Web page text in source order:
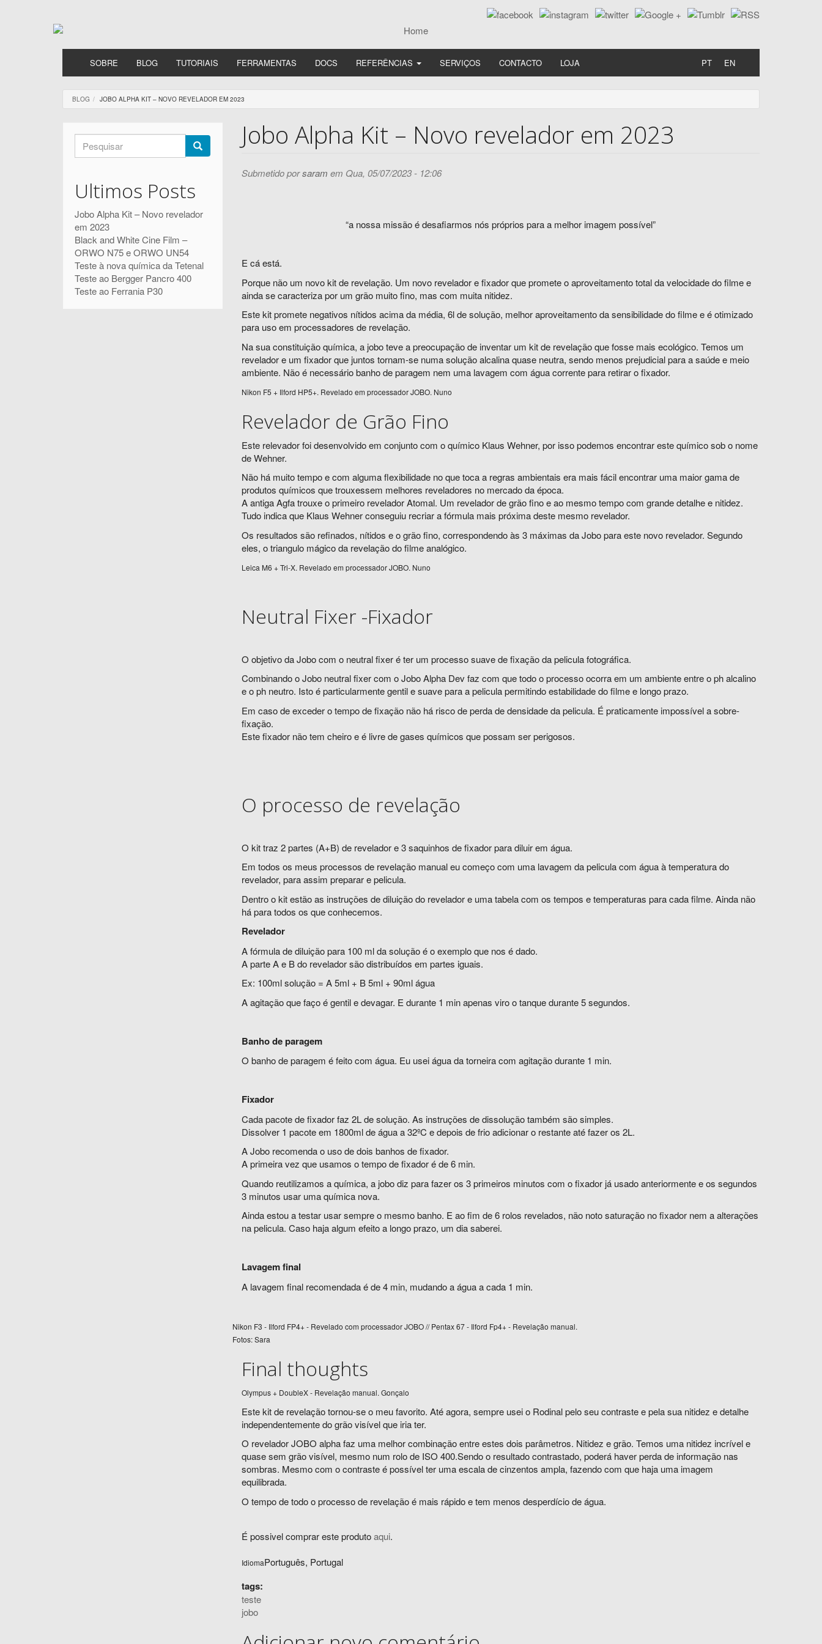
SOBRE BLOG TUTORIAIS FERRAMENTAS DOCS REFERÊNCIAS SERVIÇOS CONTACTO LOJA PT EN
BLOG JOBO ALPHA KIT – NOVO REVELADOR EM 2023
Formulário
de
pesquisa
Ultimos Posts
Jobo Alpha Kit – Novo revelador
em 2023
Black and White Cine Film –
ORWO N75 e ORWO UN54
Teste à nova química da Tetenal
Teste ao Bergger Pancro 400
Teste ao Ferrania P30
Jobo Alpha Kit – Novo revelador em 2023
Submetido porsaram em Qua, 05/07/2023 - 12:06
“a nossa missão é desafiarmos nós próprios para a melhor imagem possível”
E cá está.
Porque não um novo kit de revelação. Um novo revelador e fixador que promete o aproveitamento total da velocidade do filme e
ainda se caracteriza por um grão muito fino, mas com muita nitidez.
Este kit promete negativos nítidos acima da média, 6l de solução, melhor aproveitamento da sensibilidade do filme e é otimizado
para uso em processadores de revelação.
Na sua constituição química, a jobo teve a preocupação de inventar um kit de revelação que fosse mais ecológico. Temos um
revelador e um fixador que juntos tornam-se numa solução alcalina quase neutra, sendo menos prejudicial para a saúde e meio
ambiente. Não é necessário banho de paragem nem uma lavagem com água corrente para retirar o fixador.
Nikon F5 + Ilford HP5+. Revelado em processador JOBO. Nuno
Revelador de Grão Fino
Este relevador foi desenvolvido em conjunto com o químico Klaus Wehner, por isso podemos encontrar este químico sob o nome
de Wehner.
Não há muito tempo e com alguma flexibilidade no que toca a regras ambientais era mais fácil encontrar uma maior gama de
produtos químicos que trouxessem melhores reveladores no mercado da época.
A antiga Agfa trouxe o primeiro revelador Atomal. Um revelador de grão fino e ao mesmo tempo com grande detalhe e nitidez.
Tudo indica que Klaus Wehner conseguiu recriar a fórmula mais próxima deste mesmo revelador.
Os resultados são refinados, nítidos e o grão fino, correspondendo às 3 máximas da Jobo para este novo revelador. Segundo
eles, o triangulo mágico da revelação do filme analógico.
Leica M6 + Tri-X. Revelado em processador JOBO. Nuno
Neutral Fixer -Fixador
O objetivo da Jobo com o neutral fixer é ter um processo suave de fixação da pelicula fotográfica.
Combinando o Jobo neutral fixer com o Jobo Alpha Dev faz com que todo o processo ocorra em um ambiente entre o ph alcalino
e o ph neutro. Isto é particularmente gentil e suave para a pelicula permitindo estabilidade do filme e longo prazo.
Em caso de exceder o tempo de fixação não há risco de perda de densidade da pelicula. É praticamente impossível a sobre-
fixação.
Este fixador não tem cheiro e é livre de gases químicos que possam ser perigosos.
O processo de revelação
O kit traz 2 partes (A+B) de revelador e 3 saquinhos de fixador para diluir em água.
Em todos os meus processos de revelação manual eu começo com uma lavagem da pelicula com água à temperatura do
revelador, para assim preparar e pelicula.
Dentro o kit estão as instruções de diluição do revelador e uma tabela com os tempos e temperaturas para cada filme. Ainda não
há para todos os que conhecemos.
Revelador
A fórmula de diluição para 100 ml da solução é o exemplo que nos é dado.
A parte A e B do revelador são distribuídos em partes iguais.
Ex: 100ml solução = A 5ml + B 5ml + 90ml água
A agitação que faço é gentil e devagar. E durante 1 min apenas viro o tanque durante 5 segundos.
Banho de paragem
O banho de paragem é feito com água. Eu usei água da torneira com agitação durante 1 min.
Fixador
Cada pacote de fixador faz 2L de solução. As instruções de dissolução também são simples.
Dissolver 1 pacote em 1800ml de água a 32ºC e depois de frio adicionar o restante até fazer os 2L.
A Jobo recomenda o uso de dois banhos de fixador.
A primeira vez que usamos o tempo de fixador é de 6 min.
Quando reutilizamos a química, a jobo diz para fazer os 3 primeiros minutos com o fixador já usado anteriormente e os segundos
3 minutos usar uma química nova.
Ainda estou a testar usar sempre o mesmo banho. E ao fim de 6 rolos revelados, não noto saturação no fixador nem a alterações
na pelicula. Caso haja algum efeito a longo prazo, um dia saberei.
Lavagem final
A lavagem final recomendada é de 4 min, mudando a água a cada 1 min.
Nikon F3 - Ilford FP4+ - Revelado com processador JOBO // Pentax 67 - Ilford Fp4+ - Revelação manual.
Fotos: Sara
Final thoughts
Olympus + DoubleX - Revelação manual. Gonçalo
Este kit de revelação tornou-se o meu favorito. Até agora, sempre usei o Rodinal pelo seu contraste e pela sua nitidez e detalhe
independentemente do grão visível que iria ter.
O revelador JOBO alpha faz uma melhor combinação entre estes dois parâmetros. Nitidez e grão. Temos uma nitidez incrível e
quase sem grão visível, mesmo num rolo de ISO 400.Sendo o resultado contrastado, poderá haver perda de informação nas
sombras. Mesmo com o contraste é possível ter uma escala de cinzentos ampla, fazendo com que haja uma imagem
equilibrada.
O tempo de todo o processo de revelação é mais rápido e tem menos desperdício de água.
É possivel comprar este produtoaqui.
IdiomaPortuguês, Portugal
tags:
teste
jobo